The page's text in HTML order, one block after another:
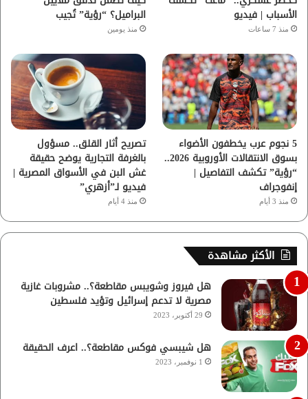
م
الأسباب | فيديو
منذ 7 ساعات
البراميل؟ “رؤية” تُجيب
منذ يومين
5 نجوم عرب يخطفون الأضواء
بسوق الانتقالات الأوروبية 2026..
“رؤية” تكشف التفاصيل |
إنفوجراف
منذ 3 أيام
تصريح أثار القلق.. مسؤول
بالغرفة التجارية يوضح حقيقة
غش البن في الأسواق المصرية |
فيديو لـ”أزهري”
منذ 4 أيام
الأكثر مشاهدة
هل فيروز وشويبس مقاطعة؟.. مشروبات غازية
مصرية لا تدعم إسرائيل وتؤيد فلسطين
29 أكتوبر، 2023
هل شيبسي فوكس مقاطعة؟.. اعرف الحقيقة
1 نوفمبر، 2023